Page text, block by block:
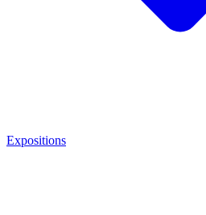
Expositions